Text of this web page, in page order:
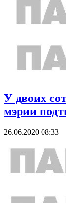
У двоих
мэрии
26.06.2020 08:33